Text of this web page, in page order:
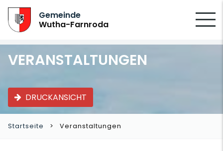
Gemeinde
Wutha-Farnroda
VERANSTALTUNGEN
DRUCKANSICHT
Startseite Veranstaltungen